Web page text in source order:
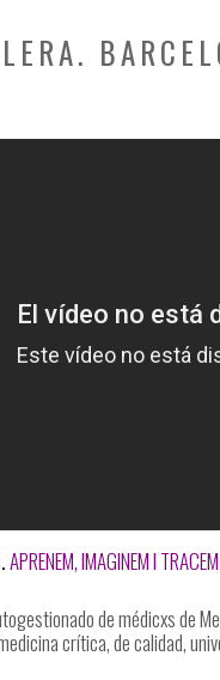
APRENEM, IMAGINEM I
de médicxs de
crítica, de calidad,